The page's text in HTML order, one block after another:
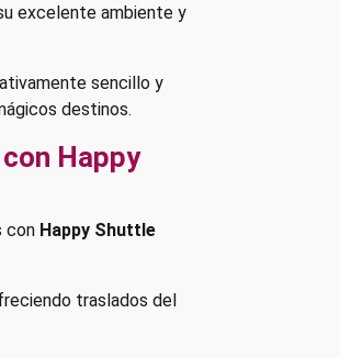
excelente ambiente y
sencillo y
destinos.
Happy
con Happy Shuttle
traslados del